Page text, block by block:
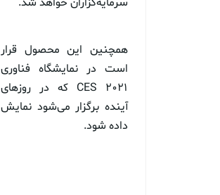
سرمایه‌گزاران خواهد شد.
همچنین این محصول قرار
است در نمایشگاه فناوری
CES ۲۰۲۱ که در روزهای
آینده برگزار می‌شود نمایش
داده شود.